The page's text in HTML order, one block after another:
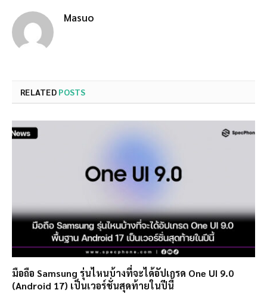
Masuo
RELATED POSTS
มือถือ Samsung รุ่นไหนบ้างที่จะได้อัปเกรด One UI 9.0
(Android 17) เป็นเวอร์ชั่นสุดท้ายในปีนี้